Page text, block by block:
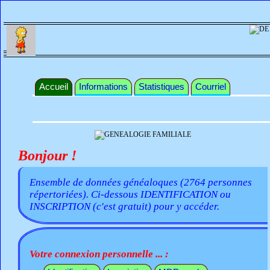
Accueil Informations Statistiques Courriel
Bonjour !
Ensemble de données généaloques (2764 personnes
répertoriées). Ci-dessous IDENTIFICATION ou
INSCRIPTION (c'est gratuit) pour y accéder.
Votre connexion personnelle ... :